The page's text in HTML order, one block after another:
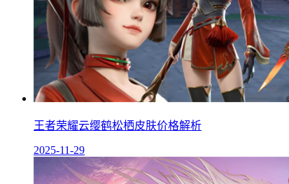
王者荣耀云缨鹤松栖皮肤价格解析
2025-11-29